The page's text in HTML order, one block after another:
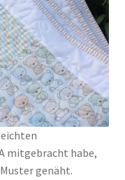
mitgebracht habe,
genäht.